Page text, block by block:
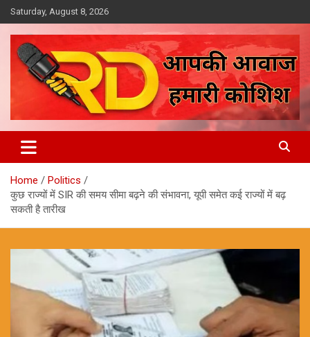
Skip
to
content
Saturday, August 8, 2026
Reporter Diaries
Home
Politics
कुछ राज्यों में SIR की समय सीमा बढ़ने की संभावना, यूपी समेत कई राज्यों में बढ़
सकती है तारीख